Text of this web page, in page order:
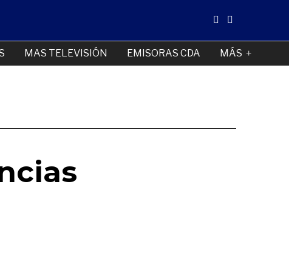
MAS TELEVISIÓN EMISORAS CDA MÁS